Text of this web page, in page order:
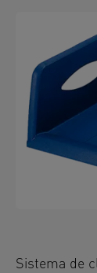
Sistema de